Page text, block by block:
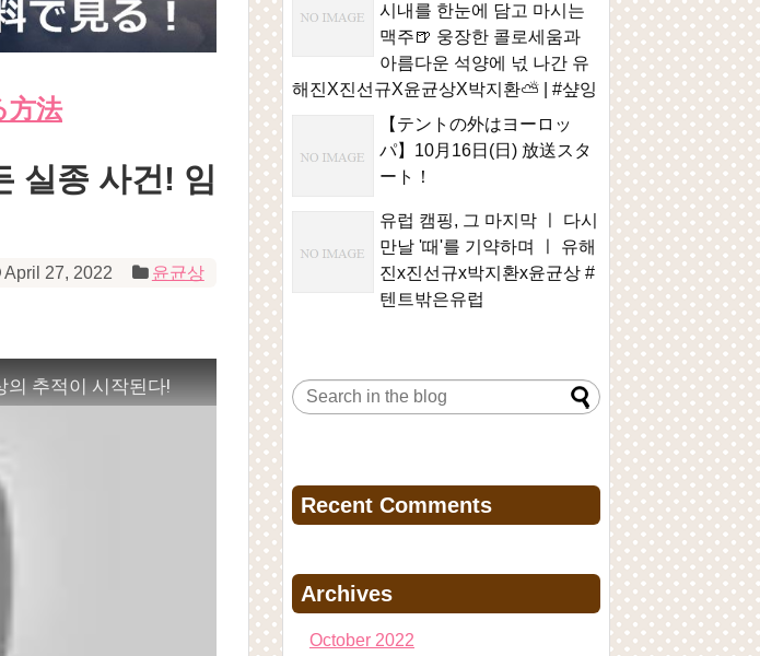
方法
실종 사건! 임
April 27, 2022 윤균상
의 추적이 시작된다!
시내를 한눈에 담고 마시는
맥주🍺 웅장한 콜로세움과
아름다운 석양에 넋 나간 유
해진X진선규X윤균상X박지환⛅ | #샾잉
【テントの外はヨーロッ
パ】10月16日(日) 放送スタ
ート！
유럽 캠핑, 그 마지막 ㅣ 다시
만날 '때'를 기약하며 ㅣ 유해
진x진선규x박지환x윤균상 #
텐트밖은유럽
Recent Comments
Archives
October 2022